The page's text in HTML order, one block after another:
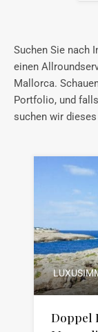
Suchen Sie nach
einen
Mallorca.
Portfolio, und
suchen wir
Doppel